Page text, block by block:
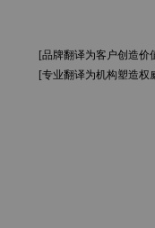
[品牌翻译为客户创造价
[专业翻译为机构塑造权